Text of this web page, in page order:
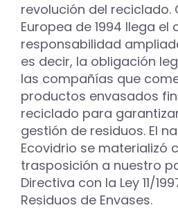
revolución del reciclado.
Europea de 1994 llega
responsabilidad
es decir, la obligación
las compañías que
productos envasados
reciclado para
gestión de residuos. El
Ecovidrio se materializó
trasposición a nuestro
Directiva con la Ley 11/
Residuos de Envases.